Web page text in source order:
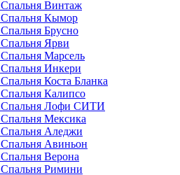
Спальня Винтаж
Спальня Кымор
Спальня Брусно
Спальня Ярви
Спальня Марсель
Спальня Инкери
Спальня Коста Бланка
Спальня Калипсо
Спальня Лофи СИТИ
Спальня Мексика
Спальня Аледжи
Спальня Авиньон
Спальня Верона
Спальня Римини